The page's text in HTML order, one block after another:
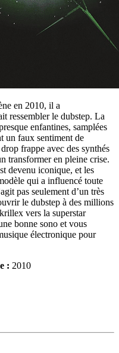
en 2010, il a
ressembler le dubstep. La
enfantines, samplées
un faux sentiment de
frappe avec des synthés
transformer en pleine crise.
devenu iconique, et les
qui a influencé toute
pas seulement d’un très
le dubstep à des millions
vers la superstar
bonne sono et vous
électronique pour
: 2010